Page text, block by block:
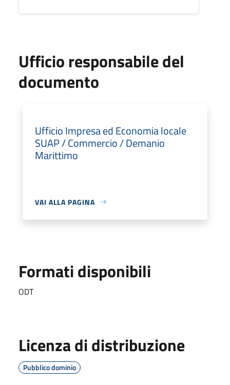
Ufficio responsabile del
documento
Ufficio Impresa ed Economia locale
SUAP / Commercio / Demanio
Marittimo
VAI ALLA PAGINA
Formati disponibili
ODT
Licenza di distribuzione
Pubblico dominio